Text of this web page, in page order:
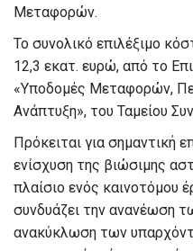
Μεταφορών.
Το συνολικό επιλέξιμο
12,3 εκατ. ευρώ, από το
«Υποδομές Μεταφορών,
Ανάπτυξη», του Ταμείου
Πρόκειται για σημαντική
ενίσχυση της βιώσιμης
πλαίσιο ενός καινοτόμου
συνδυάζει την ανανέωση
ανακύκλωση των